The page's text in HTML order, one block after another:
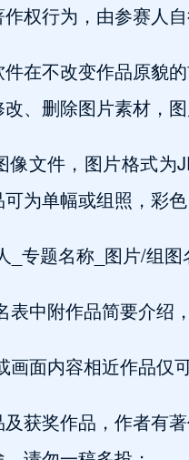
权行为，由参赛人
件在不改变作品原
、删除图片素材，
像文件，图片格式
为单幅或组照，彩色
_专题名称_图片/组
表中附作品简要介绍
画面内容相近作品仅
及获奖作品，作者